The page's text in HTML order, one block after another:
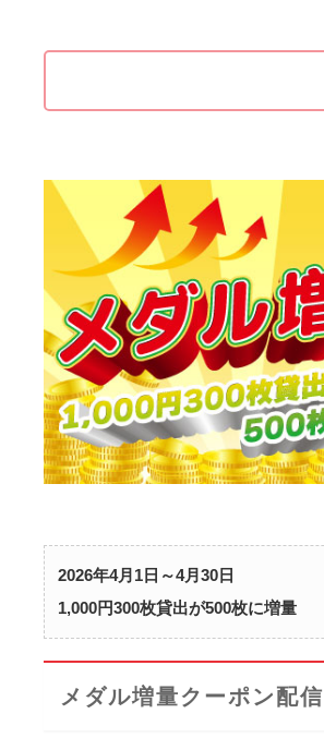
2026年4月1日～4月30日
1,000円300枚貸出が500枚に増量
メダル増量クーポン配信